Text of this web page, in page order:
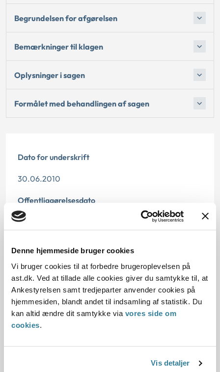
Denne hjemmeside bruger cookies
Vi bruger cookies til at forbedre brugeroplevelsen på
ast.dk. Ved at tillade alle cookies giver du samtykke til, at
Ankestyrelsen samt tredjeparter anvender cookies på
hjemmesiden, blandt andet til indsamling af statistik. Du
kan altid ændre dit samtykke via vores side om
cookies.
Vis detaljer
Begrundelsen for afgørelsen
Bemærkninger til klagen
Oplysninger i sagen
Formålet med behandlingen af sagen
Dato for underskrift
30.06.2010
Offentliggørelsesdato
10.07.2013
da den er erstattet af principafgørelse 22-19.
Paragraf
§ 100
Journalnummer
3500254-09